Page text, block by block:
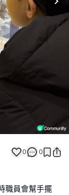
0 0
職員會幫手擺